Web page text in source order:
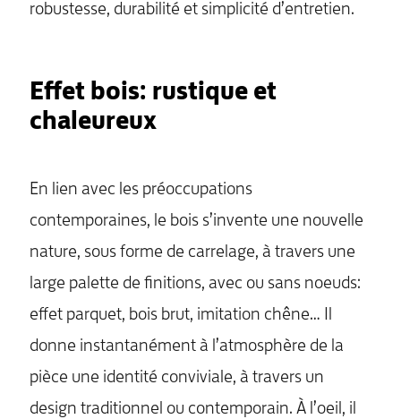
robustesse, durabilité et simplicité d’entretien.
Effet bois: rustique et
chaleureux
En lien avec les préoccupations
contemporaines, le bois s’invente une nouvelle
nature, sous forme de carrelage, à travers une
large palette de finitions, avec ou sans noeuds:
effet parquet, bois brut, imitation chêne… Il
donne instantanément à l’atmosphère de la
pièce une identité conviviale, à travers un
design traditionnel ou contemporain. À l’oeil, il